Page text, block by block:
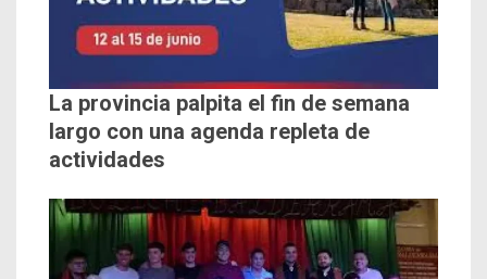
La provincia palpita el fin de semana
largo con una agenda repleta de
actividades